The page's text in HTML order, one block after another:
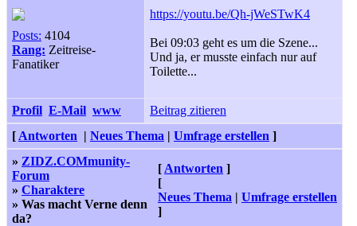
Posts: 4104
Rang: Zeitreise-
Fanatiker
https://youtu.be/Qh-jWeSTwK4
Bei 09:03 geht es um die Szene...
Und ja, er musste einfach nur auf
Toilette...
Profil E-Mail www
Beitrag zitieren
[ Antworten | Neues Thema | Umfrage erstellen ]
» ZIDZ.COMmunity-
Forum
» Charaktere
» Was macht Verne denn
da?
[ Antworten ]
[
Neues Thema | Umfrage erstellen
]